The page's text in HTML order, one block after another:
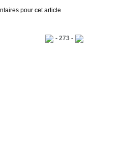
pour cet article
- 273 -